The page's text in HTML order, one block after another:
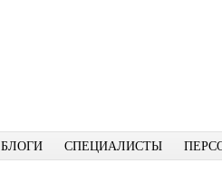
БЛОГИ СПЕЦИАЛИСТЫ